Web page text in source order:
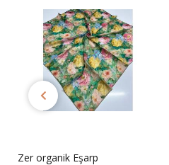
Zer organik Eşarp